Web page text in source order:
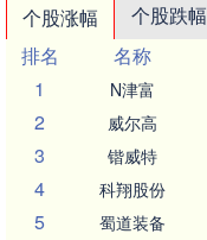
个股涨幅 个股跌幅
排名
名称
1
N津富
2 威尔高
3 锴威特
4 科翔股份
5 蜀道装备